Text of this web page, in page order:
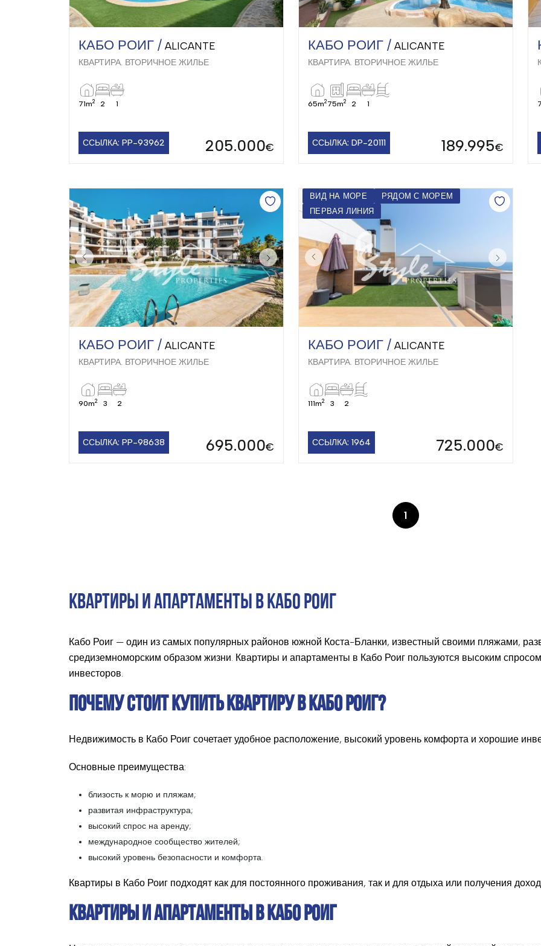
КАБО РОИГ / ALICANTE
КВАРТИРА. ВТОРИЧНОЕ ЖИЛЬЕ
71m2 2 1
ССЫЛКА: PP-93962 205.000€
КАБО РОИГ / ALICANTE
КВАРТИРА. ВТОРИЧНОЕ ЖИЛЬЕ
65m275m2 2 1
ССЫЛКА: DP-20111 189.995€
КАБО РОИГ / ALICANTE
КВАРТИРА. ВТОРИЧНОЕ ЖИЛЬЕ
90m2 3 2
ССЫЛКА: PP-98638 695.000€
ВИД НА МОРЕ
РЯДОМ С МОРЕМ
ПЕРВАЯ ЛИНИЯ
КАБО РОИГ / ALICANTE
КВАРТИРА. ВТОРИЧНОЕ ЖИЛЬЕ
111m2 3 2
ССЫЛКА: 1964 725.000€
1
КВАРТИРЫ И АПАРТАМЕНТЫ В КАБО РОИГ
Кабо Роиг — один из самых популярных районов южной Коста-Бланки, известный своими пляжами,
средиземноморским образом жизни. Квартиры и апартаменты в Кабо Роиг пользуются высоким
инвесторов.
ПОЧЕМУ СТОИТ КУПИТЬ КВАРТИРУ В КАБО РОИГ?
Недвижимость в Кабо Роиг сочетает удобное расположение, высокий уровень комфорта и хорошие
Основные преимущества:
близость к морю и пляжам;
развитая инфраструктура;
высокий спрос на аренду;
международное сообщество жителей;
высокий уровень безопасности и комфорта.
Квартиры в Кабо Роиг подходят как для постоянного проживания, так и для отдыха или получения
КВАРТИРЫ И АПАРТАМЕНТЫ В КАБО РОИГ